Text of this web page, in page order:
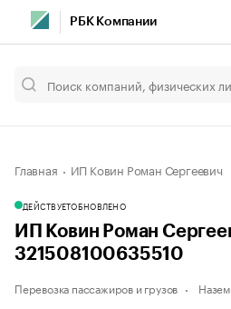
РБК Компании
Главная ИП Ковин Роман Сергеевич
ДЕЙСТВУЕТОБНОВЛЕНО
ИП Ковин Роман
321508100635510
Перевозка пассажиров и грузов